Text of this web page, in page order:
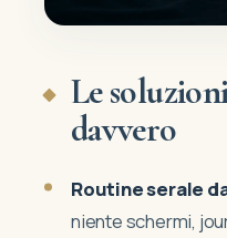
Le
davvero
Routine serale
niente schermi,